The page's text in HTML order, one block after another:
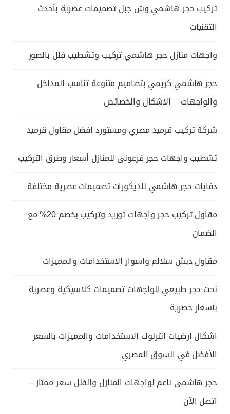
تركيب حجر هاشمي وش جبل تصميمات عصرية بأحدث
التقنيات
واجهات منازل حجر هاشمي تركيب وتشطيب فلل بالصور
حجر هاشمي كريمي بتصاميم متنوعة تناسب المداخل
والواجهات – الاشكال والخصائص
شركة تركيب قرميد مصري ومستورد افضل مقاول قرميد
تشطيب واجهات حجر فرعونى للمنازل أسعار وطرق التركيب
دفايات حجر هاشمي للديكورات تصميمات عصرية مختلفة
مقاول تركيب حجر واجهات توريد وتركيب بخصم 20% مع
الضمان
مقاول دبش سلالم واسوار الاستخدامات والمميزات
نحت حجر طبيعي للواجهات تصميمات كلاسيكية وعصرية
بأسعار حصرية
اشكال ارضيات انترلوك الاستخدامات والمميزات بالسعر
الأفضل في السوق المصري
حجر هاشمى ناعم لواجهات المنازل والفلل سعر ممتاز –
اتصل الآن